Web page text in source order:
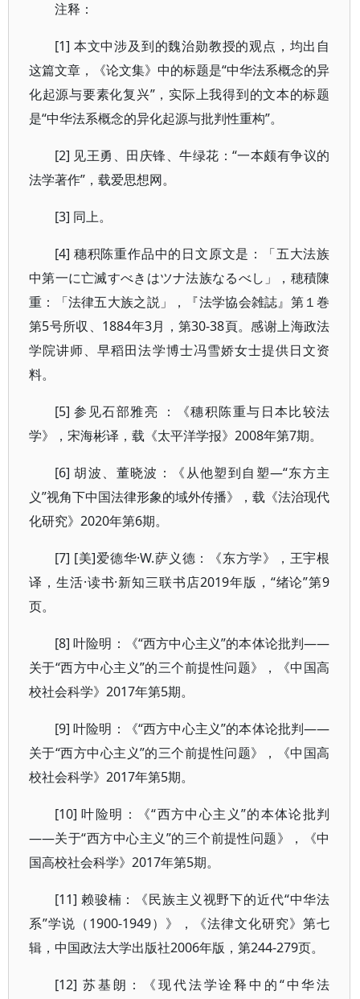
注释：
[1] 本文中涉及到的魏治勋教授的观点，均出自
这篇文章，《论文集》中的标题是“中华法系概念的异
化起源与要素化复兴”，实际上我得到的文本的标题
是“中华法系概念的异化起源与批判性重构”。
[2] 见王勇、田庆锋、牛绿花：“一本颇有争议的
法学著作”，载爱思想网。
[3] 同上。
[4] 穗积陈重作品中的日文原文是：「五大法族
中第一に亡滅すべきはツナ法族なるべし」，穂積陳
重：「法律五大族之説」，『法学協会雑誌』第１巻
第5号所収、1884年3月，第30-38頁。感谢上海政法
学院讲师、早稻田法学博士冯雪娇女士提供日文资
料。
[5] 参见石部雅亮 ：《穗积陈重与日本比较法
学》，宋海彬译，载《太平洋学报》2008年第7期。
[6] 胡波、董晓波：《从他塑到自塑—“东方主
义”视角下中国法律形象的域外传播》，载《法治现代
化研究》2020年第6期。
[7] [美]爱德华·W.萨义德：《东方学》，王宇根
译，生活·读书·新知三联书店2019年版，“绪论”第9
页。
[8] 叶险明：《“西方中心主义”的本体论批判——
关于“西方中心主义”的三个前提性问题》，《中国高
校社会科学》2017年第5期。
[9] 叶险明：《“西方中心主义”的本体论批判——
关于“西方中心主义”的三个前提性问题》，《中国高
校社会科学》2017年第5期。
[10] 叶险明：《“西方中心主义”的本体论批判
——关于“西方中心主义”的三个前提性问题》，《中
国高校社会科学》2017年第5期。
[11] 赖骏楠：《民族主义视野下的近代“中华法
系”学说（1900-1949）》，《法律文化研究》第七
辑，中国政法大学出版社2006年版，第244-279页。
[12] 苏基朗：《现代法学诠释中的“中华法